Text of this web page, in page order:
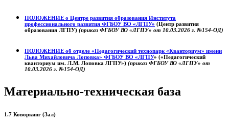
ПОЛОЖЕНИЕ о Центре развития образования Института
профессионального развития ФГБОУ ВО «ЛГПУ» (Центр развития
образования ЛГПУ) (приказ ФГБОУ ВО «ЛГПУ» от 10.03.2026 г. №154-ОД)
ПОЛОЖЕНИЕ об отделе «Педагогический технопарк «Кванториум» имени
Льва Михайловича Лоповка» ФГБОУ ВО «ЛГПУ» («Педагогический
кванториум им. Л.М. Лоповка ЛГПУ») (приказ ФГБОУ ВО «ЛГПУ» от
10.03.2026 г. №154-ОД)
Материально-техническая база
1.7 Коворкинг (Зал)